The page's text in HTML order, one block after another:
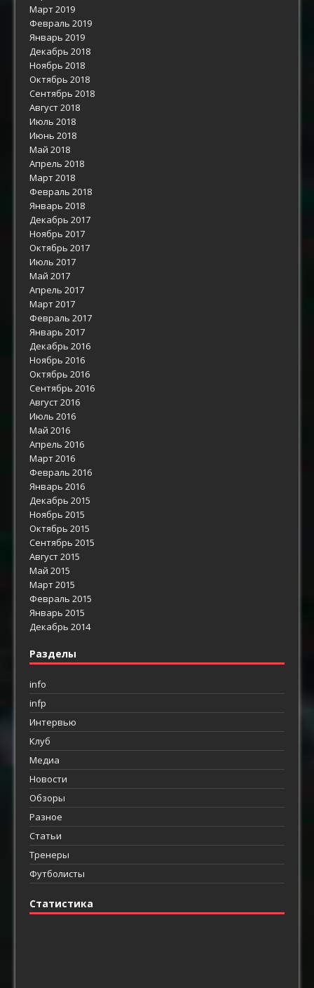
Март 2019
Февраль 2019
Январь 2019
Декабрь 2018
Ноябрь 2018
Октябрь 2018
Сентябрь 2018
Август 2018
Июль 2018
Июнь 2018
Май 2018
Апрель 2018
Март 2018
Февраль 2018
Январь 2018
Декабрь 2017
Ноябрь 2017
Октябрь 2017
Июль 2017
Май 2017
Апрель 2017
Март 2017
Февраль 2017
Январь 2017
Декабрь 2016
Ноябрь 2016
Октябрь 2016
Сентябрь 2016
Август 2016
Июль 2016
Май 2016
Апрель 2016
Март 2016
Февраль 2016
Январь 2016
Декабрь 2015
Ноябрь 2015
Октябрь 2015
Сентябрь 2015
Август 2015
Май 2015
Март 2015
Февраль 2015
Январь 2015
Декабрь 2014
Разделы
info
infp
Интервью
Клуб
Медиа
Новости
Обзоры
Разное
Статьи
Тренеры
Футболисты
Статистика